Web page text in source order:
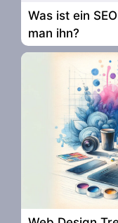
Was ist ein
man ihn?